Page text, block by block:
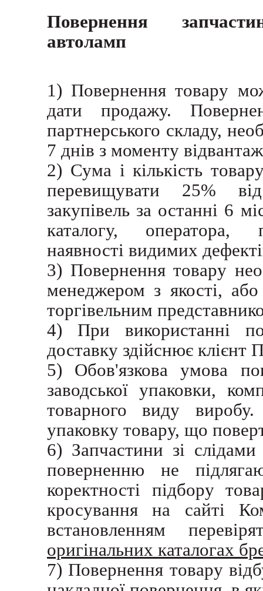
Повернення
автоламп
1) Повернення товару
дати продажу.
партнерського складу,
7 днів з моменту
2) Сума і кількість
перевищувати 25% від
закупівель за останні 6
каталогу, оператора,
наявності видимих
3) Повернення товару
менеджером з якості,
торгівельним
4) При використанні
доставку здійснює
5) Обов'язкова умова
заводської упаковки,
товарного виду
упаковку товару, що
6) Запчастини зі слідами
поверненню не
коректності підбору
кросування на сайті
встановленням
оригінальних каталогах
7) Повернення товару